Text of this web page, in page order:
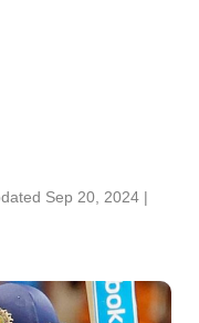
Sep 20, 2024 |